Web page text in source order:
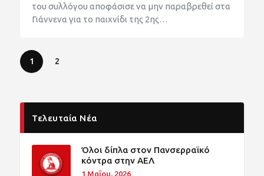
του συλλόγου αποφάσισε να μην παραβρεθεί στα
Γιάννενα για το παιχνίδι της 2ης…
1 2
Τελευταία Νέα
Όλοι δίπλα στον Πανσερραϊκό
κόντρα στην ΑΕΛ
1 Μαΐου, 2026